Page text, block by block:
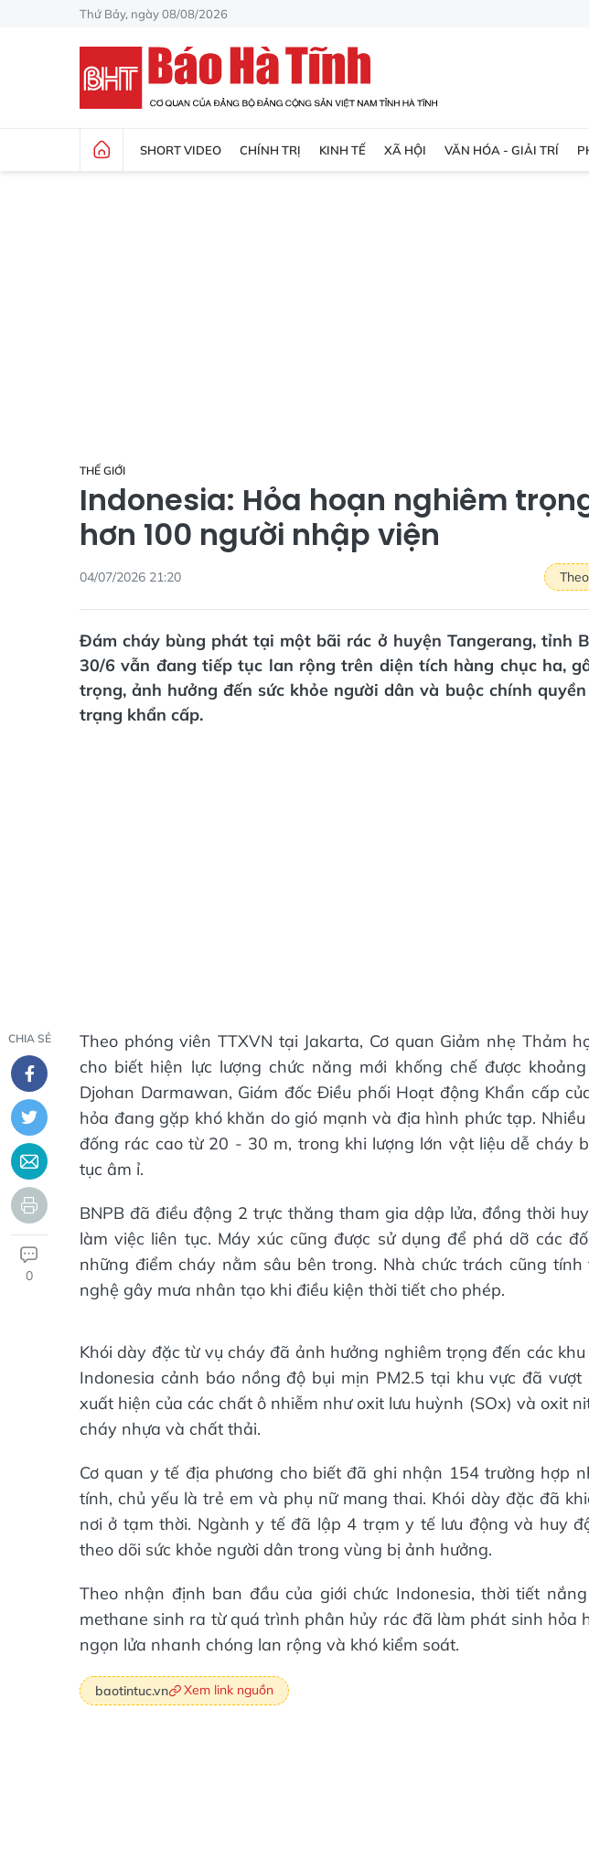
Thứ Bảy, ngày 08/08/2026
SHORT VIDEO CHÍNH TRỊ KINH TẾ XÃ HỘI VĂN HÓA - GIẢI TRÍ
THẾ GIỚI
Indonesia: Hỏa hoạn nghiêm
hơn 100 người nhập viện
04/07/2026 21:20
Đám cháy bùng phát tại một bãi rác ở huyện Tangerang, tỉnh
30/6 vẫn đang tiếp tục lan rộng trên diện tích hàng chục ha,
trọng, ảnh hưởng đến sức khỏe người dân và buộc chính
trạng khẩn cấp.
CHIA SẺ
0
Theo phóng viên TTXVN tại Jakarta, Cơ quan Giảm nhẹ Thảm
cho biết hiện lực lượng chức năng mới khống chế được
Djohan Darmawan, Giám đốc Điều phối Hoạt động Khẩn cấp
hỏa đang gặp khó khăn do gió mạnh và địa hình phức tạp.
đống rác cao từ 20 - 30 m, trong khi lượng lớn vật liệu dễ cháy
tục âm ỉ.
BNPB đã điều động 2 trực thăng tham gia dập lửa, đồng thời
làm việc liên tục. Máy xúc cũng được sử dụng để phá dỡ các
những điểm cháy nằm sâu bên trong. Nhà chức trách cũng
nghệ gây mưa nhân tạo khi điều kiện thời tiết cho phép.
Khói dày đặc từ vụ cháy đã ảnh hưởng nghiêm trọng đến các
Indonesia cảnh báo nồng độ bụi mịn PM2.5 tại khu vực đã
xuất hiện của các chất ô nhiễm như oxit lưu huỳnh (SOx) và oxit
cháy nhựa và chất thải.
Cơ quan y tế địa phương cho biết đã ghi nhận 154 trường hợp
tính, chủ yếu là trẻ em và phụ nữ mang thai. Khói dày đặc đã
nơi ở tạm thời. Ngành y tế đã lập 4 trạm y tế lưu động và huy
theo dõi sức khỏe người dân trong vùng bị ảnh hưởng.
Theo nhận định ban đầu của giới chức Indonesia, thời tiết
methane sinh ra từ quá trình phân hủy rác đã làm phát sinh hỏa
ngọn lửa nhanh chóng lan rộng và khó kiểm soát.
baotintuc.vn Xem link nguồn